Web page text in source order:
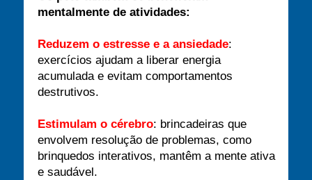
mentalmente de atividades:
Reduzem o estresse e a ansiedade:
exercícios ajudam a liberar energia
acumulada e evitam comportamentos
destrutivos.
Estimulam o cérebro: brincadeiras que
envolvem resolução de problemas, como
brinquedos interativos, mantêm a mente ativa
e saudável.